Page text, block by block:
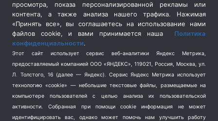
Социальная политика
(3)
Спецоперация в Украине
Спецоперация на Украине
(404)
Спорт (740)
Терроризм (1)
Транспорт (262)
Туризм (178)
Флот (76)
просмотра, показа персонализированной рекламы или
контента, а также анализа нашего трафика. Нажимая
«Принять все», вы соглашаетесь на использование нами
файлов cookie, и вами принимается наша Политика
конфиденциальности.
Этот сайт использует сервис веб-аналитики Яндекс Метрика,
предоставляемый компанией ООО «ЯНДЕКС», 119021, Россия, Москва, ул.
Л. Толстого, 16 (далее — Яндекс). Сервис Яндекс Метрика использует
технологию «cookie» — небольшие текстовые файлы, размещаемые на
компьютере пользователей с целью анализа их пользовательской
активности.
Собранная при помощи cookie информация не может
идентифицировать вас, однако может помочь нам улучшить работу